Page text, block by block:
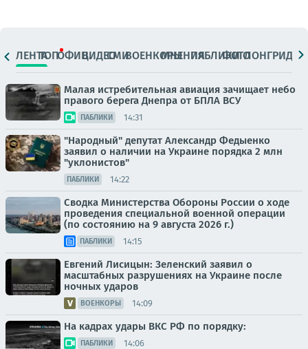
ЛЕНТАТОПОФИЦ.ВИДЕОСМИВОЕНКОРЫМНЕНИЯПАБЛИКИ
ФОТОЛОНГРИДЫ
Малая истребительная авиация зачищает небо
правого берега Днепра от БПЛА ВСУ
ПАБЛИКИ 14:31
"Народный" депутат Александр Федыенко
заявил о наличии на Украине порядка 2 млн
"уклонистов"
ПАБЛИКИ 14:22
Сводка Министерства Обороны России о ходе
проведения специальной военной операции
(по состоянию на 9 августа 2026 г.)
ПАБЛИКИ 14:15
Евгений Лисицын: Зеленский заявил о
масштабных разрушениях на Украине после
ночных ударов
ВОЕНКОРЫ 14:09
На кадрах удары ВКС РФ по порядку:
ПАБЛИКИ 14:06